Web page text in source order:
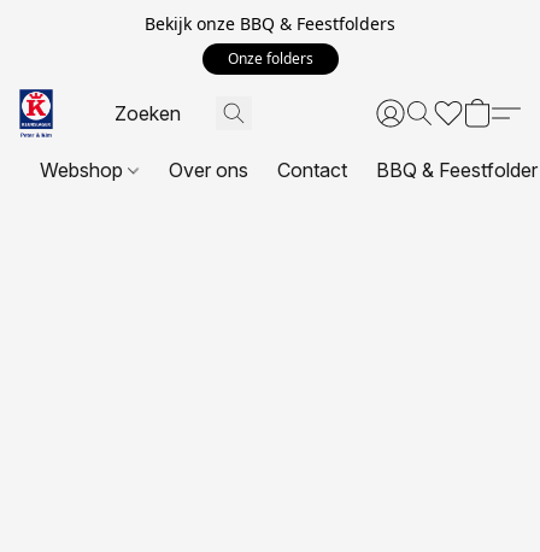
Bekijk onze BBQ & Feestfolders
Onze folders
Webshop Over ons Contact BBQ & Feestfolder